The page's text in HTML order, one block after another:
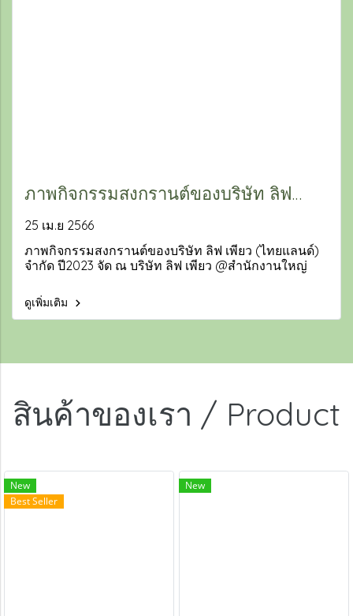
ภาพกิจกรรมสงกรานต์ของบริษัท ลิฟ
เพียว (ไทยแลนด์) จำกัด ปี2023
25 เม.ย 2566
ภาพกิจกรรมสงกรานต์ของบริษัท ลิฟ เพียว (ไทยแลนด์)
จำกัด ปี2023 จัด ณ บริษัท ลิฟ เพียว @สำนักงานใหญ่
ดูเพิ่มเติม
สินค้าของเรา / Product
New
Best Seller
New